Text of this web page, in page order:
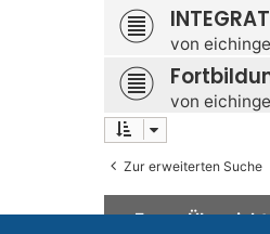
von
von
Zur erweiterten Suche
Foren-Übersicht